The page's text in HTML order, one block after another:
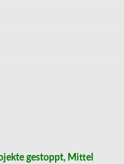
gestoppt, Mittel